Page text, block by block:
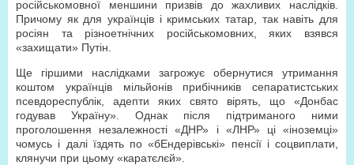
російськомовної меншини призвів до жахливих наслідків.
Причому як для українців і кримських татар, так навіть для
росіян та різноетнічних російськомовних, яких взявся
«захищати» Путін.
Ще гіршими наслідками загрожує обернутися утримання
коштом українців мільйонів прибічників сепаратистських
псевдореспублік, адепти яких свято вірять, що «Донбас
годував Україну». Однак після підтриманого ними
проголошення незалежності «ДНР» і «ЛНР» ці «іноземці»
чомусь і далі їздять по «бЕндерівські» пенсії і соцвиплати,
клянучи при цьому «каратєлєй».